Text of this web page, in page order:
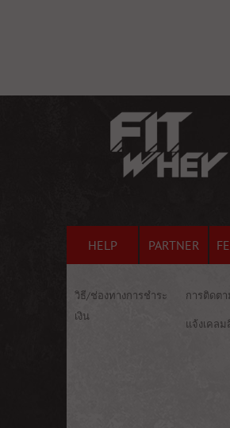
HELP PARTNER
วิธี/ช่องทางการชำระ
เงิน
การติดต
แจ้งเคล